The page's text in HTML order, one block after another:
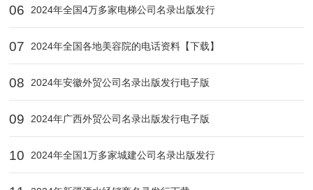
06 2024年全国4万多家电梯公司名录出版发行
07 2024年全国各地美容院的电话资料【下载】
08 2024年安徽外贸公司名录出版发行电子版
09 2024年广西外贸公司名录出版发行电子版
10 2024年全国1万多家城建公司名录出版发行